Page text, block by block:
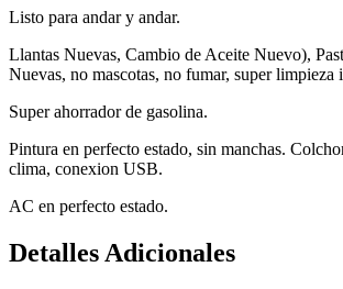
Listo para andar y andar.
Llantas Nuevas, Cambio de Aceite Nuevo),
Nuevas, no mascotas, no fumar, super limpieza
Super ahorrador de gasolina.
Pintura en perfecto estado, sin manchas.
clima, conexion USB.
AC en perfecto estado.
Detalles Adicionales